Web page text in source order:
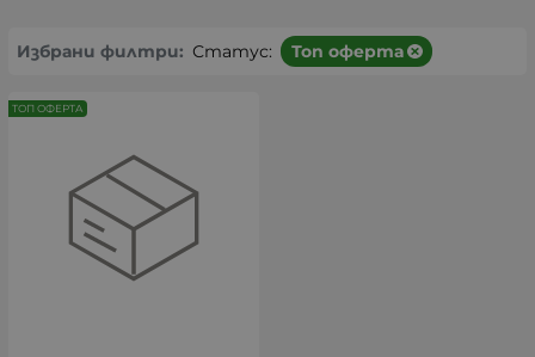
Избрани филтри: Статус: Топ оферта
ТОП ОФЕРТА